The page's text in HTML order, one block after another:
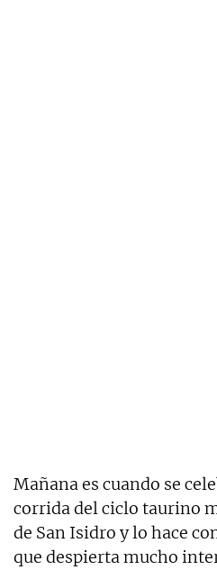
Mañana es cuando se
corrida del ciclo taurino
de San Isidro y lo hace
que despierta mucho